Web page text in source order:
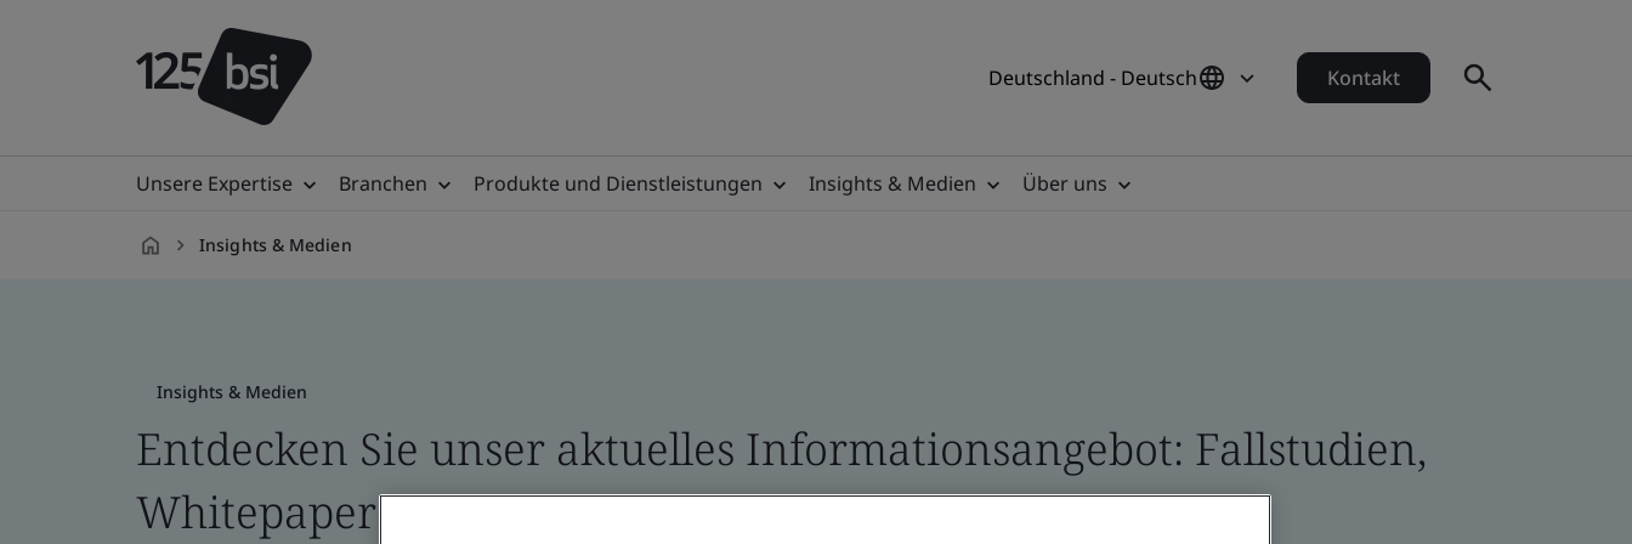
Deutschland - Deutsch Kontakt
Unsere Expertise Branchen Produkte und Dienstleistungen Insights & Medien Über uns
Insights & Medien
Insights & Medien
Entdecken Sie unser aktuelles Informationsangebot: Fallstudien,
Whitepapers, Blogs und Broschüren